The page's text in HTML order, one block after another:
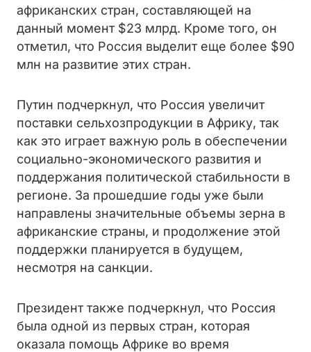
африканских стран, составляющей на
данный момент $23 млрд. Кроме того, он
отметил, что Россия выделит еще более $90
млн на развитие этих стран.
Путин подчеркнул, что Россия увеличит
поставки сельхозпродукции в Африку, так
как это играет важную роль в обеспечении
социально-экономического развития и
поддержания политической стабильности в
регионе. За прошедшие годы уже были
направлены значительные объемы зерна в
африканские страны, и продолжение этой
поддержки планируется в будущем,
несмотря на санкции.
Президент также подчеркнул, что Россия
была одной из первых стран, которая
оказала помощь Африке во время